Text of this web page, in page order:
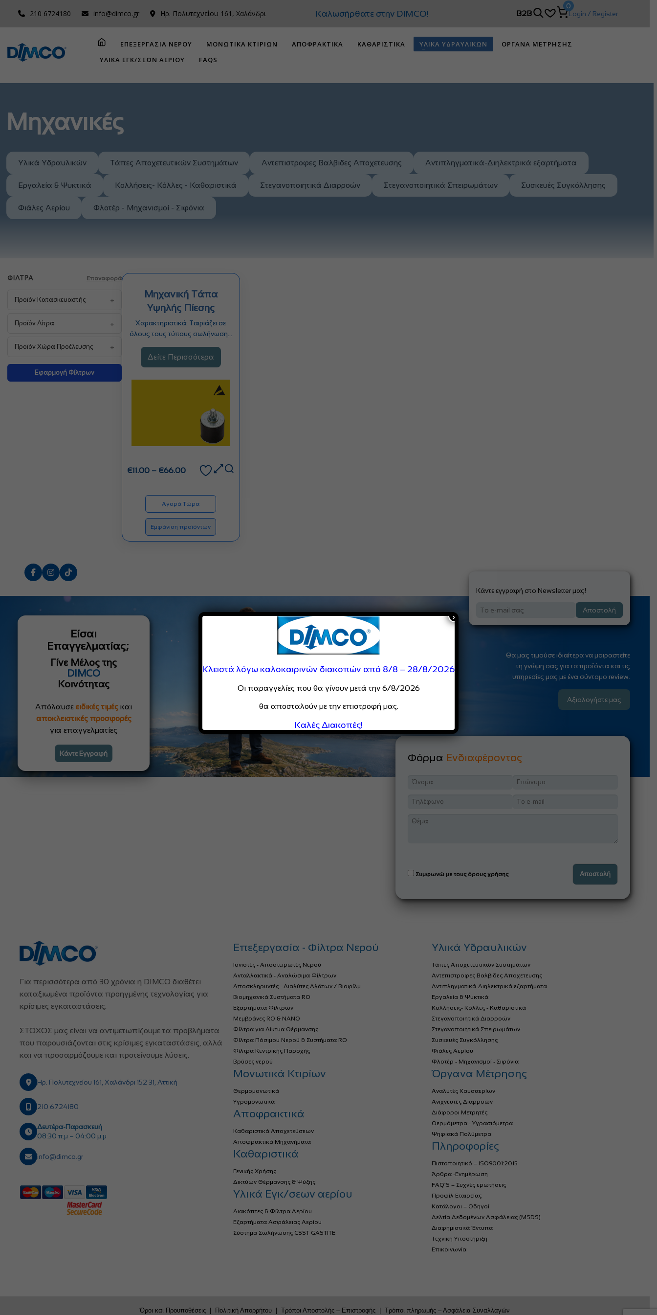
210 6724180 info@dimco.gr Ηρ. Πολυτεχνείου 161, Χαλάνδρι Καλωσήρθατε στην DIMCO! B2B
0
Login / Register
ΕΠΕΞΕΡΓΑΣΙΑ ΝΕΡΟΥ ΜΟΝΩΤΙΚΑ ΚΤΙΡΙΩΝ ΑΠΟΦΡΑΚΤΙΚΑ ΚΑΘΑΡΙΣΤΙΚΑ ΥΛΙΚΑ ΥΔΡΑΥΛΙΚΩΝ
ΟΡΓΑΝΑ ΜΕΤΡΗΣΗΣ
ΥΛΙΚΑ ΕΓΚ/ΣΕΩΝ ΑΕΡΙΟΥ
FAQS
Μηχανικές
Υλικά Υδραυλικών Τάπες Αποχετευτικών Συστημάτων Αντεπιστροφες Βαλβιδες Αποχετευσης Αντιπληγματικά-Διηλεκτρικά εξαρτήματα
Εργαλεία & Ψυκτικά Κολλήσεις- Κόλλες - Καθαριστικά Στεγανοποιητικά Διαρροών Στεγανοποιητικά Σπειρωμάτων Συσκευές Συγκόλλησης
Φιάλες Αερίου Φλοτέρ - Μηχανισμοί - Σιφόνια
ΦΊΛΤΡΑ Επαναφορά
Προϊόν Κατασκευαστής +
Προϊόν Λίτρα +
Προϊόν Χώρα Προέλευσης +
Εφαρμογή Φίλτρων
Μηχανική Τάπα
Υψηλής Πίεσης
Χαρακτηριστικά: Ταιριάζει σε
όλους τους τύπους σωλήνωσης
για…
Δείτε Περισσότερα
€11.00 – €66.00Price
through
€66.00
Αγορά Τώρα
Εμφάνιση προϊόντων
Κάντε εγγραφή στο Newsletter μας!
Αποστολή
Είσαι
Επαγγελματίας;
Γίνε Μέλος της
DIMCO
Κοινότητας
Απόλαυσε ειδικές τιμές και
αποκλειστικές προσφορές
για επαγγελματίες
Κάντε Εγγραφή
Θα μας τιμούσε ιδιαίτερα να μοιραστείτε
τη γνώμη σας για τα προϊόντα και τις
υπηρεσίες μας με ένα σύντομο review.
Αξιολογήστε μας
Φόρμα Ενδιαφέροντος
Συμφωνώ με τους όρους χρήσης
Για περισσότερα από 30 χρόνια η DIMCO διαθέτει
καταξιωμένα προϊόντα προηγμένης τεχνολογίας για
κρίσιμες εγκαταστάσεις.
ΣΤΟΧΟΣ μας είναι να αντιμετωπίζουμε τα προβλήματα
που παρουσιάζονται στις κρίσιμες εγκαταστάσεις, αλλά
και να προσαρμόζουμε και προτείνουμε λύσεις.
Ηρ. Πολυτεχνείου 161, Χαλάνδρι 152 31, Αττική
210 6724180
Δευτέρα-Παρασκευή
08:30 π.μ – 04:00 μ.μ
info@dimco.gr
Επεξεργασία - Φίλτρα Νερού
Ιονιστές - Αποστειρωτές Νερού
Ανταλλακτικά - Αναλώσιμα Φίλτρων
Αποσκληρυντές - Διαλύτες Αλάτων / Βιοφίλμ
Βιομηχανικά Συστήματα RO
Εξαρτήματα Φίλτρων
Μεμβράνες RO & NANO
Φίλτρα για Δίκτυα Θέρμανσης
Φίλτρα Πόσιμου Νερού & Συστήματα RO
Φίλτρα Κεντρικής Παροχής
Βρύσες νερού
Μονωτικά Κτιρίων
Θερμομονωτικά
Υγρομονωτικά
Αποφρακτικά
Καθαριστικά Αποχετεύσεων
Αποφρακτικά Μηχανήματα
Καθαριστικά
Γενικής Χρήσης
Δικτύων Θέρμανσης & Ψύξης
Υλικά Εγκ/σεων αερίου
Διακόπτες & Φίλτρα Αερίου
Εξαρτήματα Ασφάλειας Αερίου
Σύστημα Σωλήνωσης CSST GASTITE
Υλικά Υδραυλικών
Τάπες Αποχετευτικών Συστημάτων
Αντεπιστροφες Βαλβιδες Αποχετευσης
Αντιπληγματικά-Διηλεκτρικά εξαρτήματα
Εργαλεία & Ψυκτικά
Κολλήσεις- Κόλλες - Καθαριστικά
Στεγανοποιητικά Διαρροών
Στεγανοποιητικά Σπειρωμάτων
Συσκευές Συγκόλλησης
Φιάλες Αερίου
Φλοτέρ - Μηχανισμοί - Σιφόνια
Όργανα Μέτρησης
Αναλυτές Καυσαερίων
Ανιχνευτές Διαρροών
Διάφοροι Μετρητές
Θερμόμετρα - Υγρασιόμετρα
Ψηφιακά Πολύμετρα
Πληροφορίες
Πιστοποιητικό – ISO9001:2015
Άρθρα -Ενημέρωση
FAQ’S – Συχνές ερωτήσεις
Προφίλ Εταιρείας
Κατάλογοι – Οδηγοί
Δελτία Δεδομένων Ασφάλειας (MSDS)
Διαφημιστικά Έντυπα
Τεχνική Υποστήριξη
Επικοινωνία
Όροι και Προυποθέσεις Πολιτική Απορρήτου Τρόποι Αποστολής – Επιστροφής Τρόποι πληρωμής – Ασφάλεια Συναλλαγών
Κλειστά λόγω καλοκαιρινών διακοπών από 8/8 – 28/8/2026
Οι παραγγελίες που θα γίνουν μετά την 6/8/2026
θα αποσταλούν με την επιστροφή μας.
Καλές Διακοπές!
×